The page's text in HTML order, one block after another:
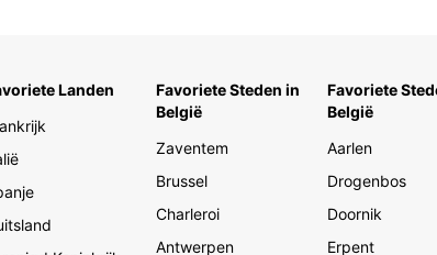
Landen
Favoriete Steden in
België
Zaventem
Brussel
Charleroi
Antwerpen
Favoriete
België
Aarlen
Drogenbos
Doornik
Erpent